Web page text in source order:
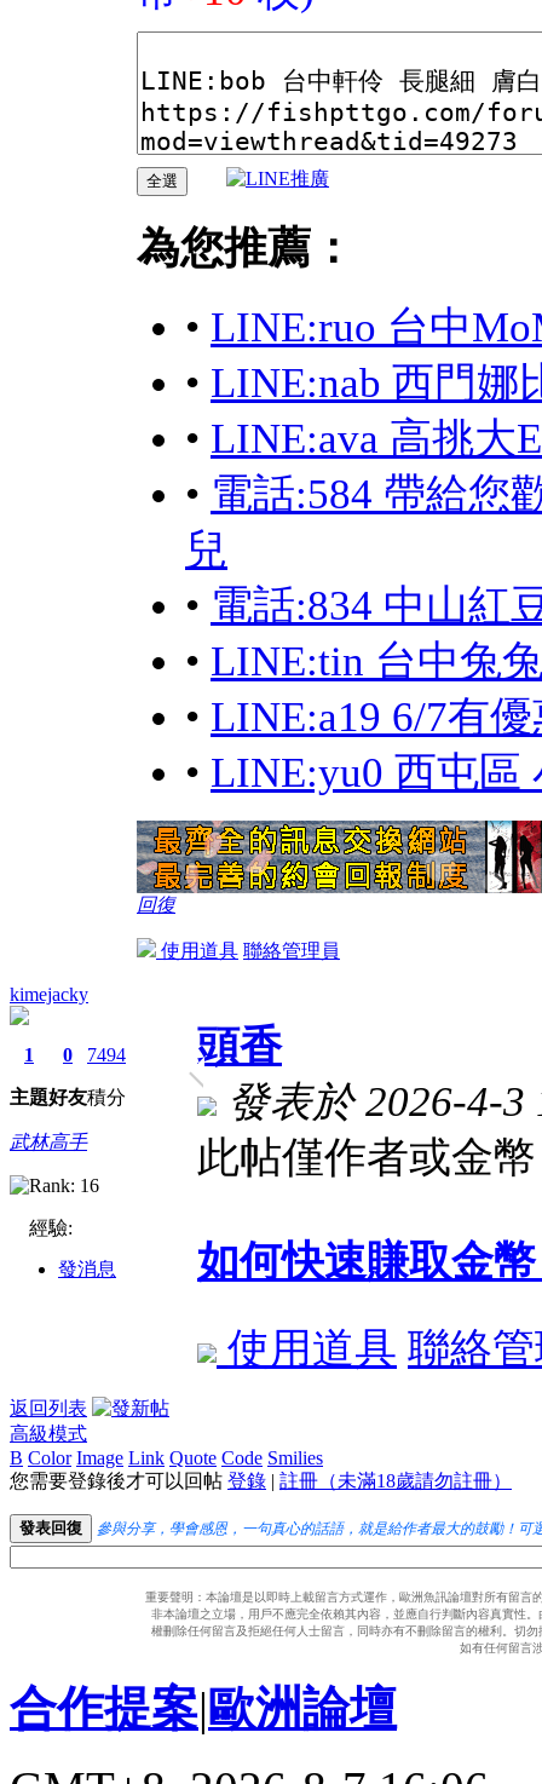
為您推薦：
• LINE:ruo 台中
• LINE:nab 西門娜
• LINE:ava 高挑大
• 電話:584 帶給您
兒
• 電話:834 中山紅
• LINE:tin 台中兔
• LINE:a19 6/7有
• LINE:yu0 西屯區
回復
使用道具 聯絡管理員
kimejacky
1
主題
0
好友
7494
積分
武林高手
經驗:
發消息
頭香
發表於 2026-4-3
此帖僅作者或金
如何快速賺取金
使用道具 聯絡
返回列表
高級模式
B Color Image Link Quote Code Smilies
您需要登錄後才可以回帖 登錄 | 註冊（未滿18歲請勿註冊）
發表回復 參與分享，學會感恩，一句真心的話語，就是給作者最大的鼓勵！可
重要聲明：本論壇是以即時上載留言方式運作，歐洲魚訊論壇對所有留
非本論壇之立場，用戶不應完全依賴其內容，並應自行判斷內容真實性
權刪除任何留言及拒絕任何人士留言，同時亦有不刪除留言的權利。切
如有任何留言
合作提案|歐洲論壇